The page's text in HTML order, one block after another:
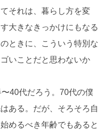
それは、暮らし方を変
大きなきっかけにもなる
ときに、こういう特別な
いことだと思わないか
40代だろう。70代の僕
ある。だが、そろそろ自
めるべき年齢でもあると